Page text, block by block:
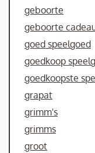
geboorte
geboorte
goed speelgoed
goedkoop
goedkoopste
grapat
grimm's
grimms
groot